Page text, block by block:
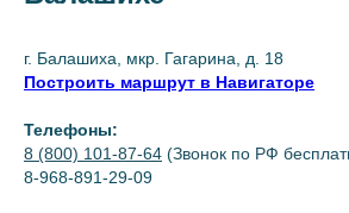
г. Балашиха, мкр. Гагарина, д. 18
Построить маршрут в Навигаторе
Телефоны:
8 (800) 101-87-64 (Звонок по РФ
8-968-891-29-09